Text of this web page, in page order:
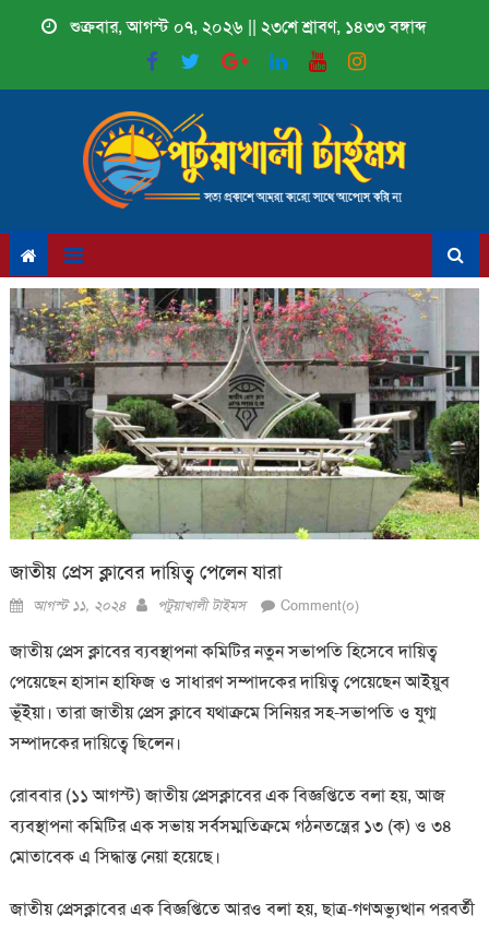
শুক্রবার, আগস্ট ০৭, ২০২৬ || ২৩শে শ্রাবণ, ১৪৩৩ বঙ্গাব্দ
জাতীয় প্রেস ক্লাবের দায়িত্ব পেলেন যারা
Posted
আগস্ট ১১, ২০২৪ Author
পটুয়াখালী টাইমস Comment(০)
জাতীয় প্রেস ক্লাবের ব্যবস্থাপনা কমিটির নতুন সভাপতি হিসেবে দায়িত্ব
পেয়েছেন হাসান হাফিজ ও সাধারণ সম্পাদকের দায়িত্ব পেয়েছেন আইয়ুব
ভূঁইয়া। তারা জাতীয় প্রেস ক্লাবে যথাক্রমে সিনিয়র সহ-সভাপতি ও যুগ্ম
সম্পাদকের দায়িত্বে ছিলেন।
রোববার (১১ আগস্ট) জাতীয় প্রেসক্লাবের এক বিজ্ঞপ্তিতে বলা হয়, আজ
ব্যবস্থাপনা কমিটির এক সভায় সর্বসম্মতিক্রমে গঠনতন্ত্রের ১৩ (ক) ও ৩৪
মোতাবেক এ সিদ্ধান্ত নেয়া হয়েছে।
জাতীয় প্রেসক্লাবের এক বিজ্ঞপ্তিতে আরও বলা হয়, ছাত্র-গণঅভ্যুত্থান পরবর্তী